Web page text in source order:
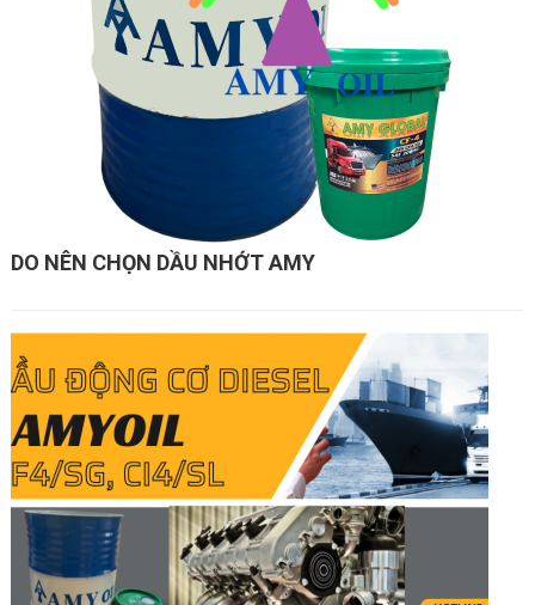
DO NÊN CHỌN DẦU NHỚT AMY